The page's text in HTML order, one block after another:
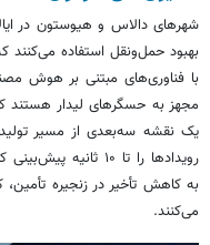
شهرهای دالاس و هیوستون در
بهبود حمل‌ونقل استفاده می‌کنند
با فناوری‌های مبتنی بر هوش
مجهز به حسگرهای لیدار هستند
یک نقشه سه‌بعدی از مسیر
رویدادها را تا ۱۰ ثانیه پیش‌بینی کنند. کامیون‌های
به کاهش تأخیر در زنجیره
می‌کنند.